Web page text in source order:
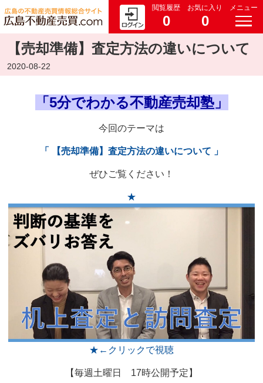
閲覧履歴
0
お気に入り
0
メニュー
【売却準備】査定方法の違いについて
2020-08-22
「5分でわかる不動産売却塾」
今回のテーマは
「 【売却準備】査定方法の違いについて 」
ぜひご覧ください！
★
★←クリックで視聴
【毎週土曜日 17時公開予定】